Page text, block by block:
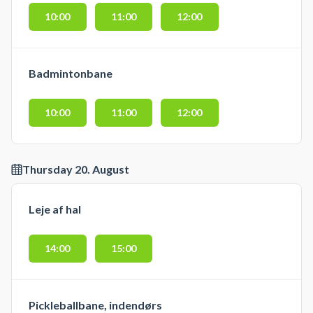
10:00 11:00 12:00
Badmintonbane
10:00 11:00 12:00
Thursday 20. August
Leje af hal
14:00 15:00
Pickleballbane, indendørs